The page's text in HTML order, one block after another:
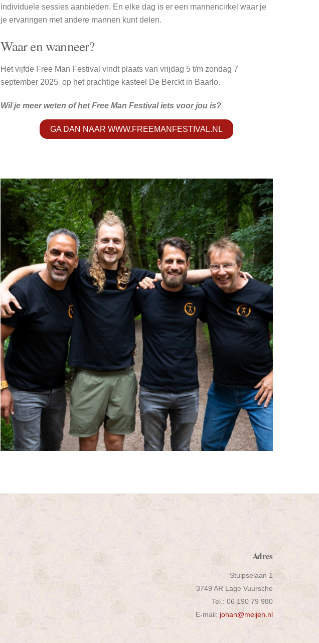
individuele sessies aanbieden. En elke dag is er een mannencirkel waar je
je ervaringen met andere mannen kunt delen.
Waar en wanneer?
Het vijfde Free Man Festival vindt plaats van vrijdag 5 t/m zondag 7
september 2025 op het prachtige kasteel De Berckt in Baarlo.
Wil je meer weten of het Free Man Festival iets voor jou is?
GA DAN NAAR WWW.FREEMANFESTIVAL.NL
Adres
Stulpselaan 1
3749 AR Lage Vuursche
Tel.: 06 190 79 980
E-mail: johan@meijen.nl